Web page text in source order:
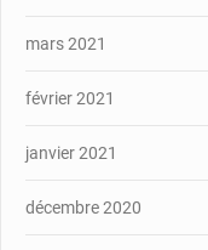
mars 2021
février 2021
janvier 2021
décembre 2020